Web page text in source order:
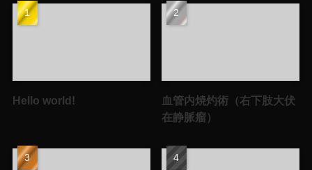
Hello world!
血管内焼灼術（右下肢大伏
在静脈瘤）